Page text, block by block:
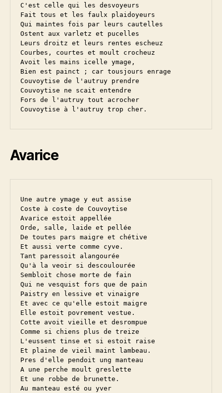
C'est celle qui les desvoyeurs
Fait tous et les faulx plaidoyeurs
Qui maintes fois par leurs cautelles
Ostent aux varletz et pucelles
Leurs droitz et leurs rentes escheuz
Courbes, courtes et moult crocheuz
Avoit les mains icelle ymage,
Bien est painct ; car tousjours enrage
Couvoytise de l'autruy prendre
Couvoytise ne scait entendre
Fors de l'autruy tout acrocher
Avarice
Une autre ymage y eut assise
Coste à coste de Couvoytise
Avarice estoit appellée
Orde, salle, laide et pellée
De toutes pars maigre et chétive
Et aussi verte comme cyve.
Tant paressoit alangourée
Qu'à la veoir si descoulourée
Sembloit chose morte de fain
Qui ne vesquist fors que de pain
Paistry en lessive et vinaigre
Et avec ce qu'elle estoit maigre
Elle estoit povrement vestue.
Cotte avoit vieille et desrompue
Comme si chiens plus de treize
L'eussent tinse et si estoit raise
Et plaine de vieil maint lambeau.
Pres d'elle pendoit ung manteau
A une perche moult greslette
Et une robbe de brunette.
Au manteau esté ou yver